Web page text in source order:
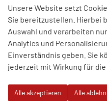
1.5 eTSI 7-Gang-DSG
unverbindliche Lieferzeit:
Unsere Website setzt
Sie bereitzustellen. Hierbei
Auswahl und verarbeiten
Analytics und
Einverständnis geben. Sie
jederzeit mit Wirkung für
Alle akzeptieren Alle